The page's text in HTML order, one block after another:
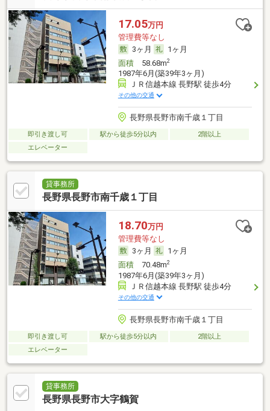
17.05万円
管理費等なし
3ヶ月
1ヶ月
面積58.68m2
1987年6月(築39年3ヶ月)
ＪＲ信越本線 長野駅 徒歩4分
その他の交通
長野県長野市南千歳１丁目
即引き渡し可 駅から徒歩5分以内
2階以上
エレベーター
貸事務所
長野県長野市南千歳１丁目
18.70万円
管理費等なし
3ヶ月
1ヶ月
面積70.48m2
1987年6月(築39年3ヶ月)
ＪＲ信越本線 長野駅 徒歩4分
その他の交通
長野県長野市南千歳１丁目
即引き渡し可 駅から徒歩5分以内
2階以上
エレベーター
貸事務所
長野県長野市大字鶴賀